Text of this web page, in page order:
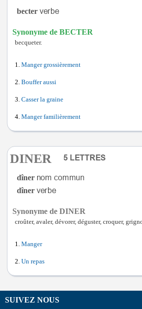
becter
Synonyme de BECTER
becqueter.
Manger grossièrement
Bouffer aussi
Casser la graine
Manger familièrement
DINER
dîner
dîner
Synonyme de DINER
croûter, avaler, dévorer, déguster, croquer,
Manger
Un repas
SUIVEZ NOUS